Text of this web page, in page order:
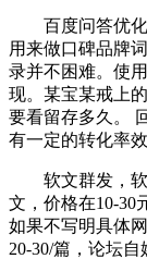
百度问答优化
用来做口碑品牌
录并不困难。使
现。某宝某戒上
要看留存多久。
有一定的转化率效
软文群发，软
文，价格在10-30
如果不写明具体
20-30/篇，论坛